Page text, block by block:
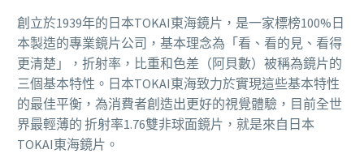
創立於1939年的日本TOKAI東海鏡片，是一家標榜100%日
本製造的專業鏡片公司，基本理念為「看、看的見、看得
更清楚」，折射率，比重和色差（阿貝數）被稱為鏡片的
三個基本特性。日本TOKAI東海致力於實現這些基本特性
的最佳平衡，為消費者創造出更好的視覺體驗，目前全世
界最輕薄的 折射率1.76雙非球面鏡片，就是來自日本
TOKAI東海鏡片。